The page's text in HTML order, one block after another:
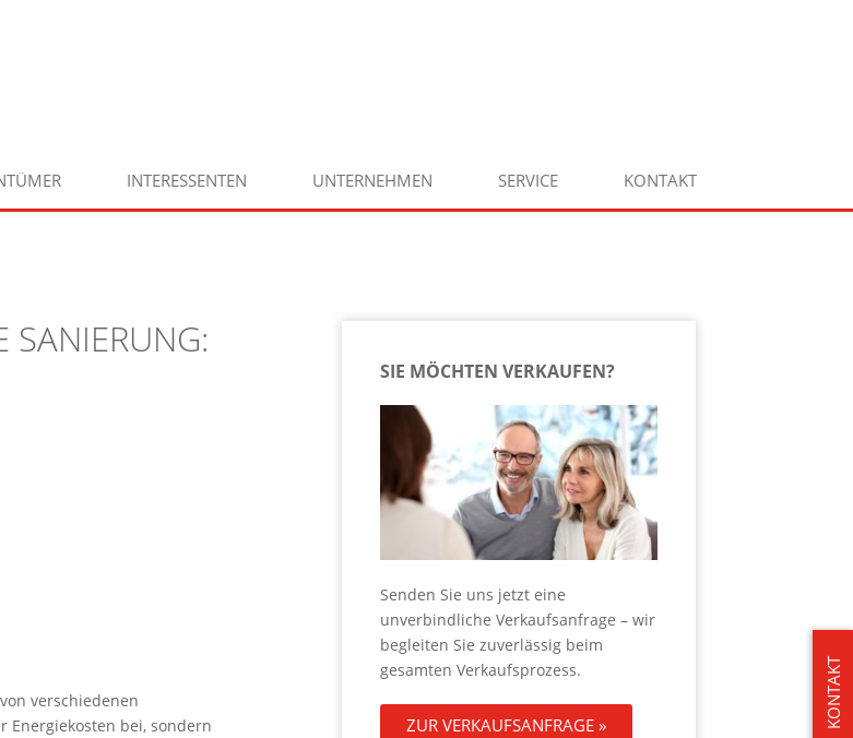
KONTAKT
INTERESSENTEN UNTERNEHMEN SERVICE KONTAKT
SANIERUNG:
verschiedenen
bei, sondern
SIE MÖCHTEN VERKAUFEN?
Senden Sie uns jetzt eine
unverbindliche Verkaufsanfrage – wir
begleiten Sie zuverlässig beim
gesamten Verkaufsprozess.
ZUR VERKAUFSANFRAGE »